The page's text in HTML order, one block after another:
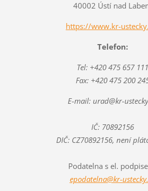
40002 Ústí nad
https://www.kr-
Telefon:
Tel: +420 475 657 111
Fax: +420 475 200
E-mail: urad@kr-
IČ: 70892156
DIČ: CZ70892156, není
Podatelna s el.
epodatelna@kr-